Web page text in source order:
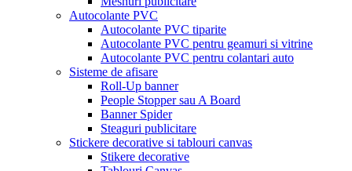
Autocolante PVC
Autocolante PVC tiparite
Autocolante PVC pentru geamuri si vitrine
Autocolante PVC pentru colantari auto
Sisteme de afisare
Roll-Up banner
People Stopper sau A Board
Banner Spider
Steaguri publicitare
Stickere decorative si tablouri canvas
Stikere decorative